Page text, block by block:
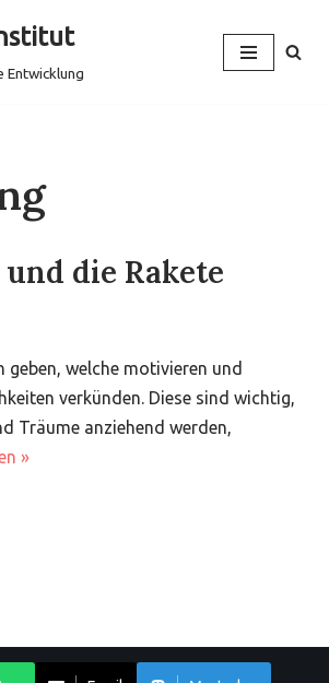
Entwicklung
die Rakete
geben, welche motivieren und
verkünden. Diese sind wichtig,
Träume anziehend werden,
»